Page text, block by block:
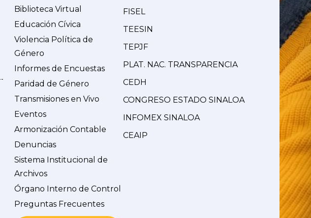
Biblioteca Virtual
Educación Cívica
Violencia Política de
Género
Informes de Encuestas
Paridad de Género
Transmisiones en Vivo
Eventos
Armonización Contable
Denuncias
Sistema Institucional de
Archivos
Órgano Interno de Control
Preguntas Frecuentes
FISEL
TEESIN
TEPJF
PLAT. NAC. TRANSPARENCIA
CEDH
CONGRESO ESTADO SINALOA
INFOMEX SINALOA
CEAIP